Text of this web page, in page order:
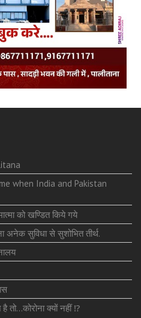
when India and Pakistan
को खण्डित किये गये
अनेक सुविधा से सुशोभित तीर्थ.
क्यों नहीं ⁉️